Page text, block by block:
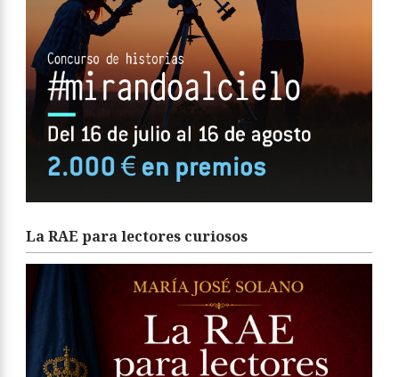
La RAE para lectores curiosos